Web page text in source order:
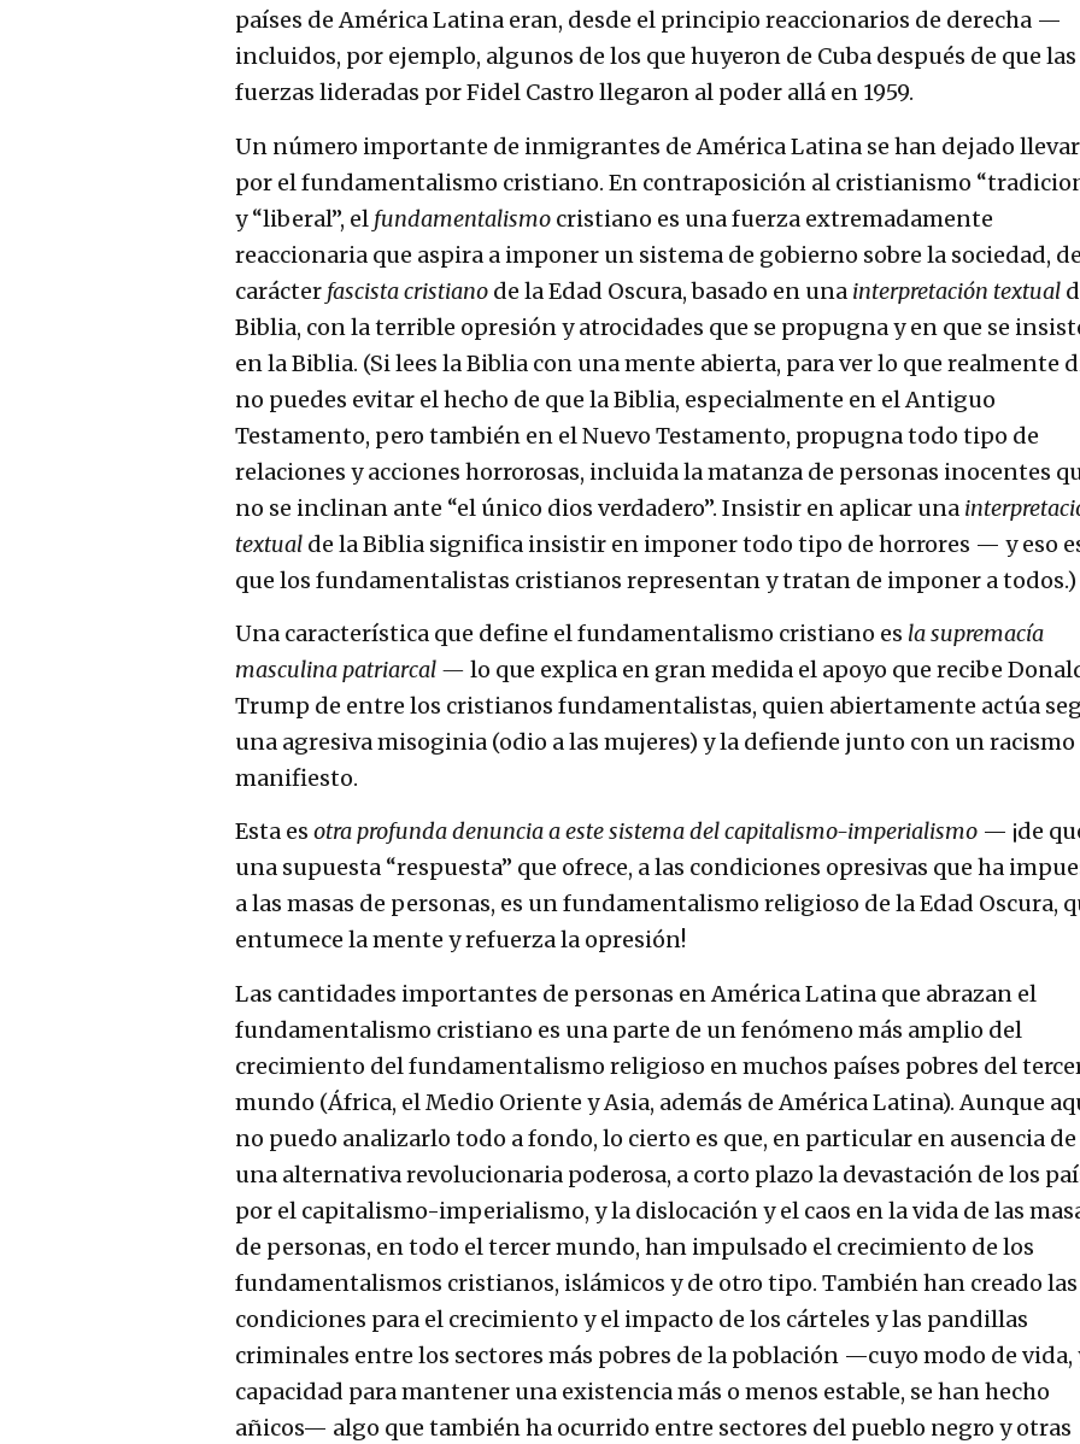
países de América Latina eran, desde el principio reaccionarios de derecha —
incluidos, por ejemplo, algunos de los que huyeron de Cuba después de que las
fuerzas lideradas por Fidel Castro llegaron al poder allá en 1959.
Un número importante de inmigrantes de América Latina se han dejado llevar
por el fundamentalismo cristiano. En contraposición al cristianismo
y “liberal”, el fundamentalismo cristiano es una fuerza extremadamente
reaccionaria que aspira a imponer un sistema de gobierno sobre la sociedad, de
carácter fascista cristiano de la Edad Oscura, basado en una interpretación textual
Biblia, con la terrible opresión y atrocidades que se propugna y en que se
en la Biblia. (Si lees la Biblia con una mente abierta, para ver lo que realmente
no puedes evitar el hecho de que la Biblia, especialmente en el Antiguo
Testamento, pero también en el Nuevo Testamento, propugna todo tipo de
relaciones y acciones horrorosas, incluida la matanza de personas inocentes
no se inclinan ante “el único dios verdadero”. Insistir en aplicar una
textual de la Biblia significa insistir en imponer todo tipo de horrores — y eso
que los fundamentalistas cristianos representan y tratan de imponer a todos.)
Una característica que define el fundamentalismo cristiano es la supremacía
masculina patriarcal — lo que explica en gran medida el apoyo que recibe
Trump de entre los cristianos fundamentalistas, quien abiertamente actúa
una agresiva misoginia (odio a las mujeres) y la defiende junto con un racismo
manifiesto.
Esta es otra profunda denuncia a este sistema del capitalismo-imperialismo — ¡de
una supuesta “respuesta” que ofrece, a las condiciones opresivas que ha
a las masas de personas, es un fundamentalismo religioso de la Edad Oscura,
entumece la mente y refuerza la opresión!
Las cantidades importantes de personas en América Latina que abrazan el
fundamentalismo cristiano es una parte de un fenómeno más amplio del
crecimiento del fundamentalismo religioso en muchos países pobres del
mundo (África, el Medio Oriente y Asia, además de América Latina). Aunque
no puedo analizarlo todo a fondo, lo cierto es que, en particular en ausencia de
una alternativa revolucionaria poderosa, a corto plazo la devastación de los
por el capitalismo-imperialismo, y la dislocación y el caos en la vida de las
de personas, en todo el tercer mundo, han impulsado el crecimiento de los
fundamentalismos cristianos, islámicos y de otro tipo. También han creado las
condiciones para el crecimiento y el impacto de los cárteles y las pandillas
criminales entre los sectores más pobres de la población —cuyo modo de vida,
capacidad para mantener una existencia más o menos estable, se han hecho
añicos— algo que también ha ocurrido entre sectores del pueblo negro y otras